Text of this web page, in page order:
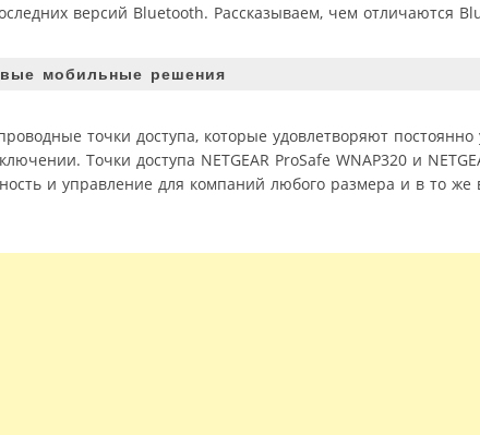
версий Bluetooth. Рассказываем, чем отличаются
мобильные решения
точки доступа, которые удовлетворяют
Точки доступа NETGEAR ProSafe WNAP320 и
и управление для компаний любого размера и в то